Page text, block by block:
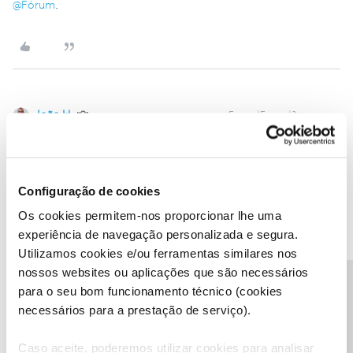
Configuração de cookies
Os cookies permitem-nos proporcionar lhe uma
experiência de navegação personalizada e segura.
Utilizamos cookies e/ou ferramentas similares nos
nossos websites ou aplicações que são necessários
para o seu bom funcionamento técnico (cookies
necessários para a prestação de serviço).
Caso aceite, poderemos utilizar cookies para analisar
@Fórum.
João H. Forum|Forum|3 years ago
A comunidade prestou uma boa ajuda a esclarecer a sua questão.
Confirme-nos, por favor, se existiu boa cobrança junto do seu
banco durante o dia de hoje.
Obrigado
Ajude a comunidade a encontrar informação relevante. Marque
como "Melhor Resposta" e faça "Like" nos melhores comentários.
sempre a par das ultimas novidades.